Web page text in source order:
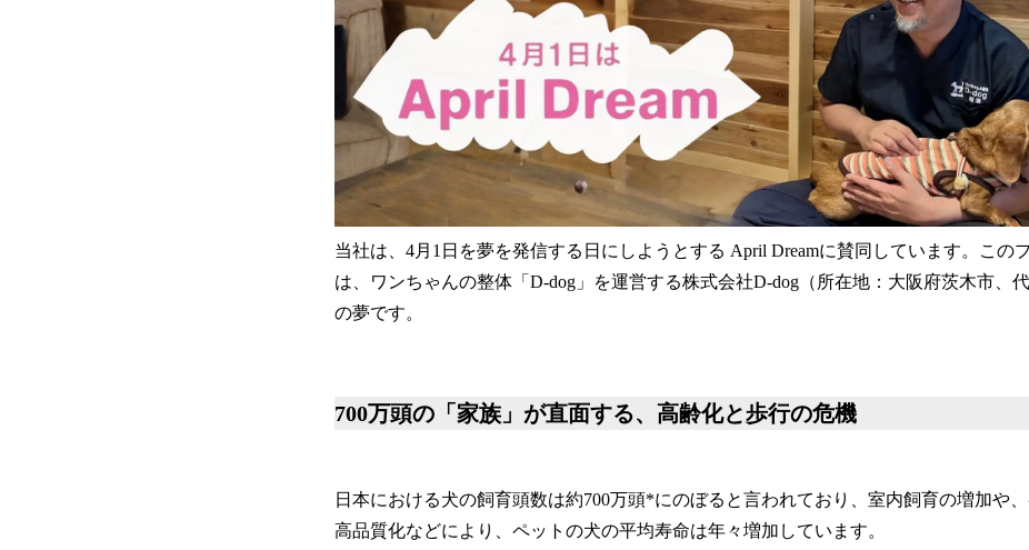
当社は、4月1日を夢を発信する日にしようとする April Dreamに賛同しています。この
は、ワンちゃんの整体「D-dog」を運営する株式会社D-dog（所在地：大阪府茨木市、代
の夢です。
700万頭の「家族」が直面する、高齢化と歩行の危機
日本における犬の飼育頭数は約700万頭*にのぼると言われており、室内飼育の増加や
高品質化などにより、ペットの犬の平均寿命は年々増加しています。